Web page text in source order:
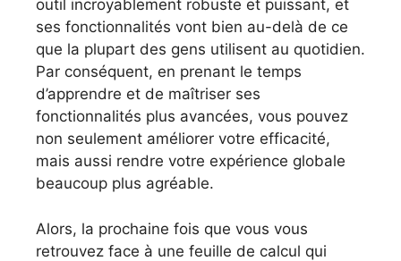
outil incroyablement robuste et puissant, et
ses fonctionnalités vont bien au-delà de ce
que la plupart des gens utilisent au quotidien.
Par conséquent, en prenant le temps
d’apprendre et de maîtriser ses
fonctionnalités plus avancées, vous pouvez
non seulement améliorer votre efficacité,
mais aussi rendre votre expérience globale
beaucoup plus agréable.
Alors, la prochaine fois que vous vous
retrouvez face à une feuille de calcul qui